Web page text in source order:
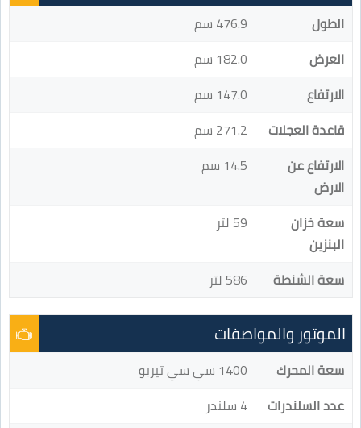
الطول
476.9 سم
العرض
182.0 سم
الارتفاع
147.0 سم
قاعدة العجلات
271.2 سم
الارتفاع عن
الارض
14.5 سم
سعة خزان
البنزين
59 لتر
سعة الشنطة 586 لتر
الموتور والمواصفات
سعة المحرك
1400 سي سي تيربو
عدد السلندرات
4 سلندر